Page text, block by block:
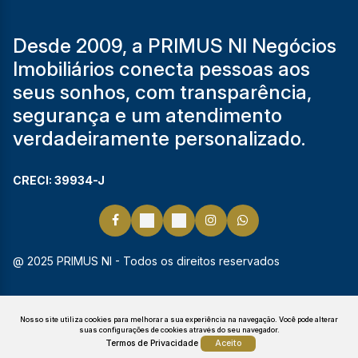
Nosso site utiliza cookies para melhorar a sua experiência na navegação. Você pode alterar
suas configurações de cookies através do seu navegador.
Termos de Privacidade Aceito
Desde 2009, a PRIMUS NI Negócios
Imobiliários conecta pessoas aos
seus sonhos, com transparência,
segurança e um atendimento
verdadeiramente personalizado.
CRECI: 39934-J
@ 2025 PRIMUS NI - Todos os direitos reservados